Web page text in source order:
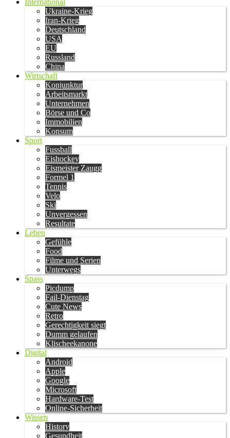
International
Ukraine-Krieg
Iran-Krieg
Deutschland
USA
EU
Russland
China
Wirtschaft
Konjunktur
Arbeitsmarkt
Unternehmen
Börse und Co
Immobilien
Konsum
Sport
Fussball
Eishockey
Eismeister Zaugg
Formel 1
Tennis
Velo
Ski
Unvergessen
Resultate
Leben
Gefühle
Food
Filme und Serien
Unterwegs
Spass
Picdump
Fail-Dienstag
Cute News
Retro
Gerechtigkeit siegt
Dumm gelaufen
Klischeekanone
Digital
Android
Apple
Google
Microsoft
Hardware-Test
Online-Sicherheit
Wissen
History
Gesundheit